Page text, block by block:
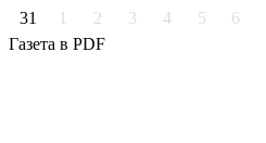
31
1 2 3 4 5
6
Газета в PDF